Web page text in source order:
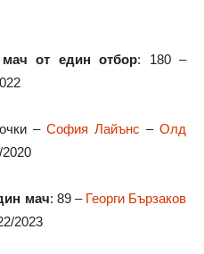
от един отбор: 180 –
– София Лайънс – Олд
2020
мач: 89 – Георги Бързаков
2023